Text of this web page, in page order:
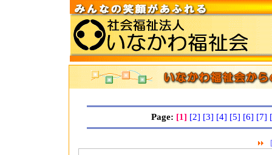
Page: [1] [2] [3] [4] [5] [6] [7]